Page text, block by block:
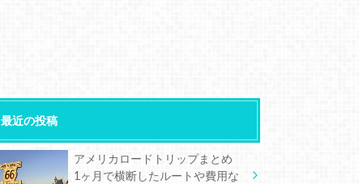
最近の投稿
アメリカロードトリップまとめ
1ヶ月で横断したルートや費用な